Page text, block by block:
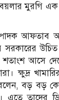
বয়লার মুরগি
আফতাব
উচিত
শতাংশ আসে
ক্ষুদ্র
বড় বড়
এতে তাদের